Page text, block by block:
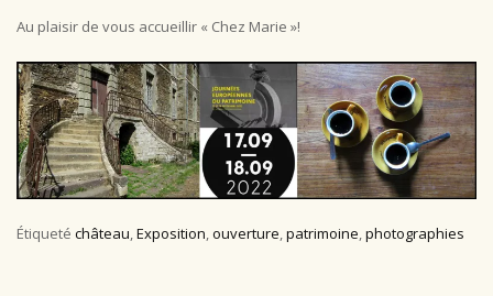
Au plaisir de vous accueillir « Chez Marie »!
Étiqueté château,Exposition,ouverture,patrimoine,photographies